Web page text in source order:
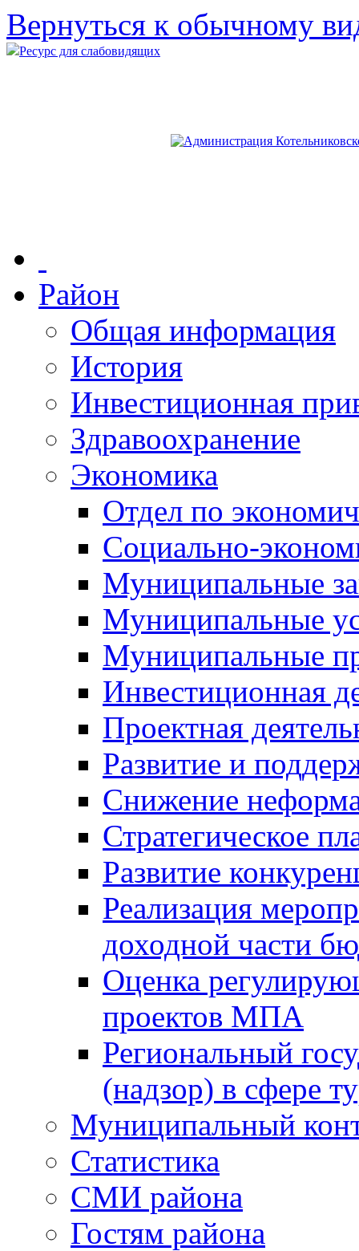
Вернуться к обычному
Ресурс для слабовидящих
Район
Общая информация
История
Инвестиционная
Здравоохранение
Экономика
Отдел по
Социально-
Муниципальные
Муниципальные
Муниципальные
Инвестиционная
Проектная
Развитие и
Снижение
Стратегическое
Развитие
Реализация
доходной части
Оценка
проектов МПА
Региональный
(надзор) в сфере
Муниципальный
Статистика
СМИ района
Гостям района